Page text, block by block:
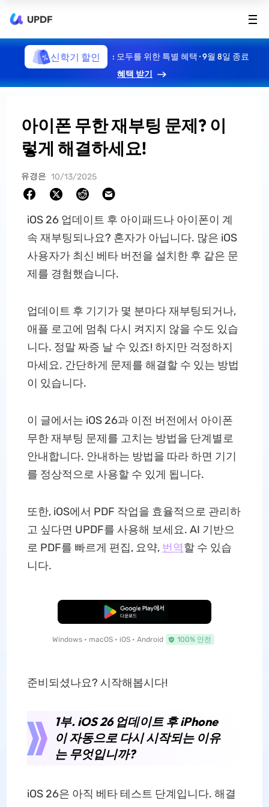
UPDF
신학기 할인
: 모두를 위한 특별 혜택 · 9월 8일 종료
혜택 받기
아이폰 무한 재부팅 문제? 이
렇게 해결하세요!
유경은 10/13/2025
iOS 26 업데이트 후 아이패드나 아이폰이 계
속 재부팅되나요? 혼자가 아닙니다. 많은 iOS
사용자가 최신 베타 버전을 설치한 후 같은 문
제를 경험했습니다.
업데이트 후 기기가 몇 분마다 재부팅되거나,
애플 로고에 멈춰 다시 켜지지 않을 수도 있습
니다. 정말 짜증 날 수 있죠! 하지만 걱정하지
마세요. 간단하게 문제를 해결할 수 있는 방법
이 있습니다.
이 글에서는 iOS 26과 이전 버전에서 아이폰
무한 재부팅 문제를 고치는 방법을 단계별로
안내합니다. 안내하는 방법을 따라 하면 기기
를 정상적으로 사용할 수 있게 됩니다.
또한, iOS에서 PDF 작업을 효율적으로 관리하
고 싶다면 UPDF를 사용해 보세요. AI 기반으
로 PDF를 빠르게 편집, 요약, 번역할 수 있습
니다.
무료로 다운로드
Windows • macOS • iOS • Android 100% 안전
준비되셨나요? 시작해봅시다!
1부. iOS 26 업데이트 후 iPhone
이 자동으로 다시 시작되는 이유
는 무엇입니까?
iOS 26은 아직 베타 테스트 단계입니다. 해결